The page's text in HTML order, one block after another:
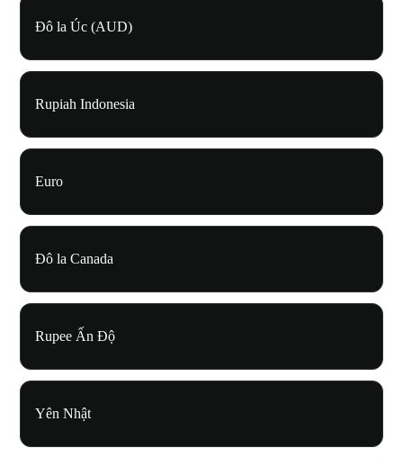
Đô la Úc (AUD)
Rupiah Indonesia
Euro
Đô la Canada
Rupee Ấn Độ
Yên Nhật